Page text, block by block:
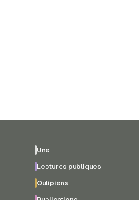
Une
Lectures publiques
Oulipiens